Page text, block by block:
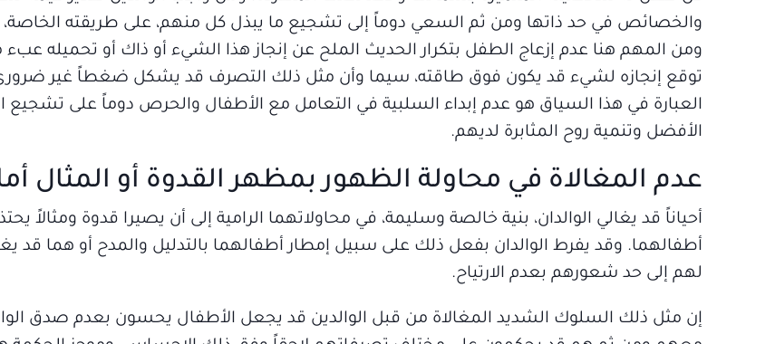
والخصائص في حد ذاتها ومن ثم السعي دوماً إلى تشجيع ما يبذل كل منهم، على طريقته الخاصة،
ومن المهم هنا عدم إزعاج الطفل بتكرار الحديث الملح عن إنجاز هذا الشيء أو ذاك أو تحميله عبء
توقع إنجازه لشيء قد يكون فوق طاقته، سيما وأن مثل ذلك التصرف قد يشكل ضغطاً غير
العبارة في هذا السياق هو عدم إبداء السلبية في التعامل مع الأطفال والحرص دوماً على تشجيع
الأفضل وتنمية روح المثابرة لديهم.
عدم المغالاة في محاولة الظهور بمظهر القدوة أو المثال
أحياناً قد يغالي الوالدان، بنية خالصة وسليمة، في محاولاتهما الرامية إلى أن يصيرا قدوة ومثالاً
أطفالهما. وقد يفرط الوالدان بفعل ذلك على سبيل إمطار أطفالهما بالتدليل والمدح أو هما قد
لهم إلى حد شعورهم بعدم الارتياح.
إن مثل ذلك السلوك الشديد المغالاة من قبل الوالدين قد يجعل الأطفال يحسون بعدم صدق